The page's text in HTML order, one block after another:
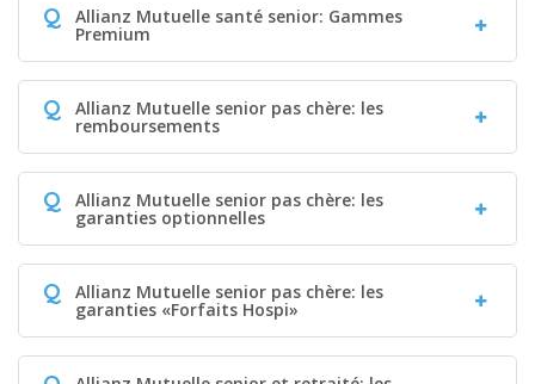
Q Allianz Mutuelle santé senior: Gammes
Premium
Q Allianz Mutuelle senior pas chère: les
remboursements
Q Allianz Mutuelle senior pas chère: les
garanties optionnelles
Q Allianz Mutuelle senior pas chère: les
garanties «Forfaits Hospi»